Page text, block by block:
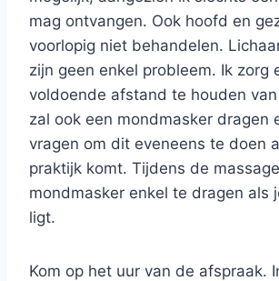
mag ontvangen. Ook hoofd en
voorlopig niet behandelen.
zijn geen enkel probleem. Ik zorg
voldoende afstand te houden
zal ook een mondmasker dragen
vragen om dit eveneens te doen
praktijk komt. Tijdens de
mondmasker enkel te dragen als
ligt.
Kom op het uur van de afspraak.